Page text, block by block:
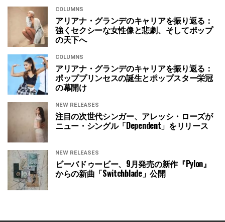
COLUMNS
アリアナ・グランデのキャリアを振り返る：
強くセクシーな女性像と悲劇、そしてポップ
の天下へ
COLUMNS
アリアナ・グランデのキャリアを振り返る：
ポッププリンセスの誕生とポップスター栄冠
の幕開け
NEW RELEASES
注目の次世代シンガー、アレッシ・ローズが
ニュー・シングル「Dependent」をリリース
NEW RELEASES
ビーバドゥービー、9月発売の新作『Pylon』
からの新曲「Switchblade」公開